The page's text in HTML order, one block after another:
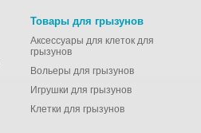
Товары для грызунов
Аксессуары для клеток для
грызунов
Вольеры для грызунов
Игрушки для грызунов
Клетки для грызунов